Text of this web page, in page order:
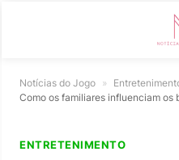
Notícias do Jogo »
Como os familiares influenciam os
ENTRETENIMENTO